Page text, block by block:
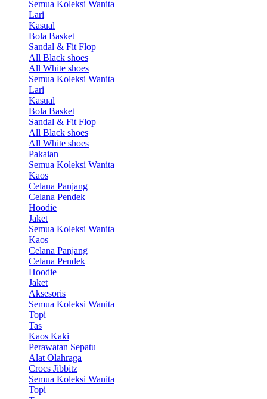
Semua Koleksi Wanita
Lari
Kasual
Bola Basket
Sandal & Fit Flop
All Black shoes
All White shoes
Semua Koleksi Wanita
Lari
Kasual
Bola Basket
Sandal & Fit Flop
All Black shoes
All White shoes
Pakaian
Semua Koleksi Wanita
Kaos
Celana Panjang
Celana Pendek
Hoodie
Jaket
Semua Koleksi Wanita
Kaos
Celana Panjang
Celana Pendek
Hoodie
Jaket
Aksesoris
Semua Koleksi Wanita
Topi
Tas
Kaos Kaki
Perawatan Sepatu
Alat Olahraga
Crocs Jibbitz
Semua Koleksi Wanita
Topi